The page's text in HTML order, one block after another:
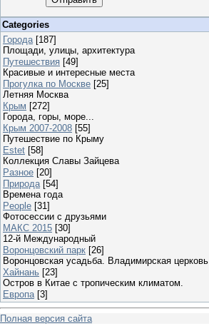
Categories
Города [187]
Площади, улицы, архитектура
Путешествия [49]
Красивые и интересные места
Прогулка по Москве [25]
Летняя Москва
Крым [272]
Города, горы, море...
Крым 2007-2008 [55]
Путешествие по Крыму
Estet [58]
Коллекция Славы Зайцева
Разное [20]
Природа [54]
Времена года
People [31]
Фотосессии с друзьями
МАКС 2015 [30]
12-й Международный
Воронцовский парк [26]
Воронцовская усадьба. Владимирская церковь
Хайнань [23]
Остров в Китае с тропическим климатом.
Европа [3]
Полная версия сайта